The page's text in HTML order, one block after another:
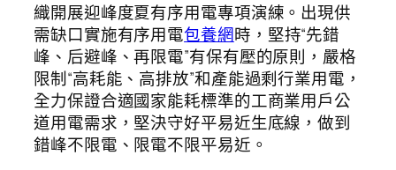
織開展迎峰度夏有序用電專項演練。出現供
需缺口實施有序用電包養網時，堅持“先錯
峰、后避峰、再限電”有保有壓的原則，嚴格
限制“高耗能、高排放”和產能過剩行業用電，
全力保證合適國家能耗標準的工商業用戶公
道用電需求，堅決守好平易近生底線，做到
錯峰不限電、限電不限平易近。